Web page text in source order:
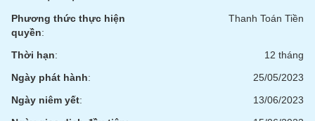
Phương thức thực hiện
quyền:
Thanh Toán Tiền
Thời hạn:
12 tháng
Ngày phát hành:
25/05/2023
Ngày niêm yết:
13/06/2023
SỨC
KHỎE
TÀI